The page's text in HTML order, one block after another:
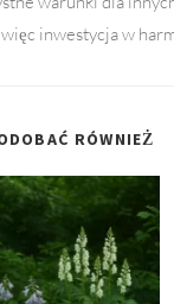
inwestycja w
RÓWNIEŻ